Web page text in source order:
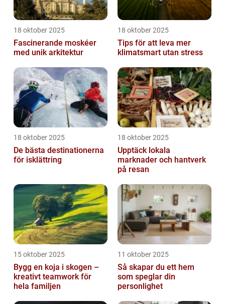
18 oktober 2025
Fascinerande moskéer
med unik arkitektur
18 oktober 2025
Tips för att leva mer
klimatsmart utan stress
18 oktober 2025
De bästa destinationerna
för isklättring
18 oktober 2025
Upptäck lokala
marknader och hantverk
på resan
15 oktober 2025
Bygg en koja i skogen –
kreativt teamwork för
hela familjen
11 oktober 2025
Så skapar du ett hem
som speglar din
personlighet